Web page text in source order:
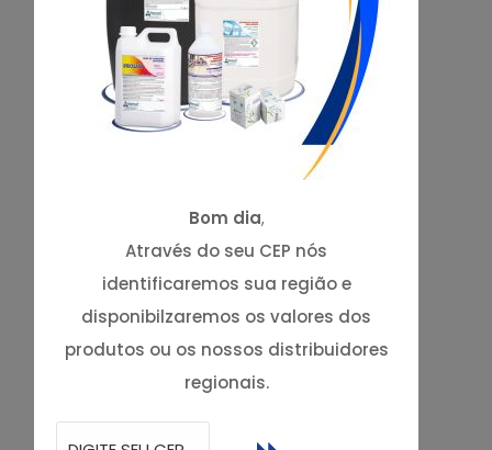
Bom dia,
Através do seu CEP nós
identificaremos sua região e
disponibilzaremos os valores dos
produtos ou os nossos distribuidores
regionais.